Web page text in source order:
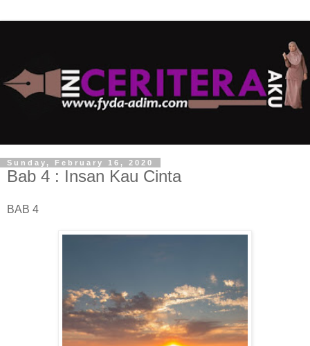
Sunday, February 16, 2020
Bab 4 : Insan Kau Cinta
BAB 4